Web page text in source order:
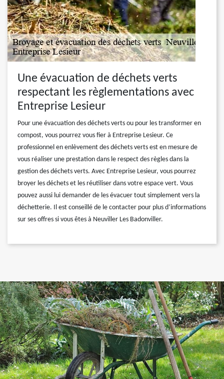
Une évacuation de déchets verts
respectant les règlementations avec
Entreprise Lesieur
Pour une évacuation des déchets verts ou pour les transformer en
compost, vous pourrez vous fier à Entreprise Lesieur. Ce
professionnel en enlèvement des déchets verts est en mesure de
vous réaliser une prestation dans le respect des règles dans la
gestion des déchets verts. Avec Entreprise Lesieur, vous pourrez
broyer les déchets et les réutiliser dans votre espace vert. Vous
pouvez aussi lui demander de les évacuer tout simplement vers la
déchetterie. Il est conseillé de le contacter pour plus d’informations
sur ses offres si vous êtes à Neuviller Les Badonviller.